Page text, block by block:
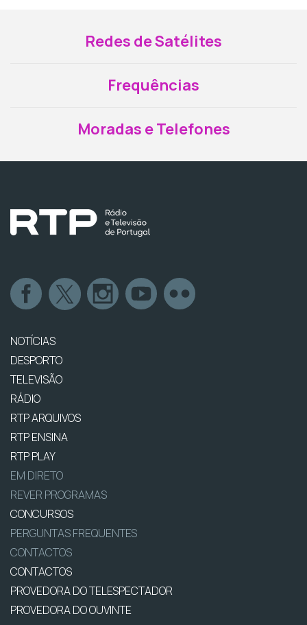
Redes de Satélites
Frequências
Moradas e Telefones
NOTÍCIAS
DESPORTO
TELEVISÃO
RÁDIO
RTP ARQUIVOS
RTP ENSINA
RTP PLAY
EM DIRETO
REVER PROGRAMAS
CONCURSOS
PERGUNTAS FREQUENTES
CONTACTOS
CONTACTOS
PROVEDORA DO TELESPECTADOR
PROVEDORA DO OUVINTE